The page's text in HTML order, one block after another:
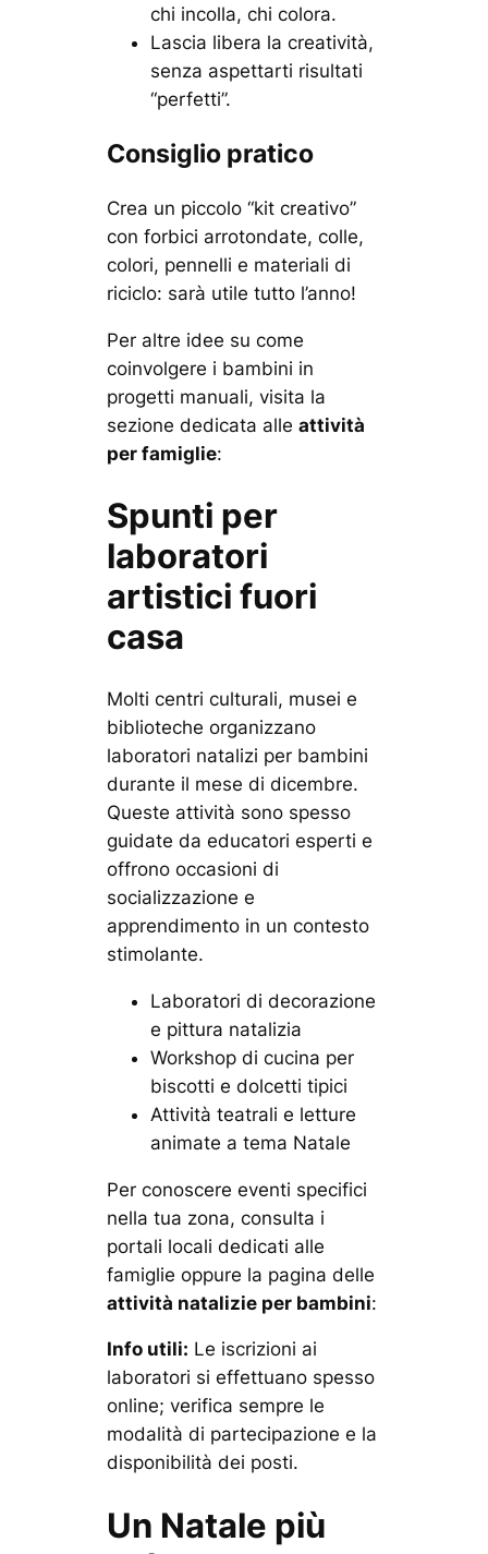
chi incolla, chi colora.
Lascia libera la creatività,
senza aspettarti risultati
“perfetti”.
Consiglio pratico
Crea un piccolo “kit creativo”
con forbici arrotondate, colle,
colori, pennelli e materiali di
riciclo: sarà utile tutto l’anno!
Per altre idee su come
coinvolgere i bambini in
progetti manuali, visita la
sezione dedicata alle attività
per famiglie:
Spunti per
laboratori
artistici fuori
casa
Molti centri culturali, musei e
biblioteche organizzano
laboratori natalizi per bambini
durante il mese di dicembre.
Queste attività sono spesso
guidate da educatori esperti e
offrono occasioni di
socializzazione e
apprendimento in un contesto
stimolante.
Laboratori di decorazione
e pittura natalizia
Workshop di cucina per
biscotti e dolcetti tipici
Attività teatrali e letture
animate a tema Natale
Per conoscere eventi specifici
nella tua zona, consulta i
portali locali dedicati alle
famiglie oppure la pagina delle
attività natalizie per bambini:
Info utili: Le iscrizioni ai
laboratori si effettuano spesso
online; verifica sempre le
modalità di partecipazione e la
disponibilità dei posti.
Un Natale più